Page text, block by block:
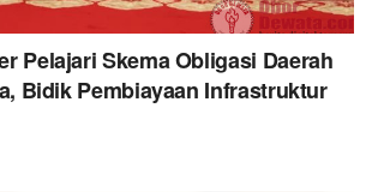
Pelajari Skema Obligasi Daerah
Bidik Pembiayaan Infrastruktur